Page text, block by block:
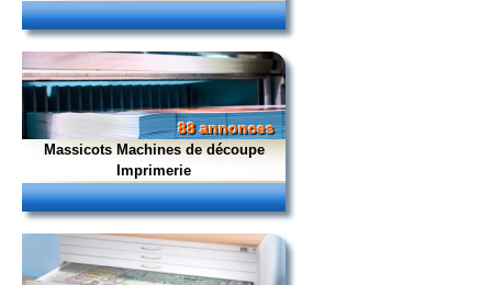
88 annonces
Massicots Machines de découpe
Imprimerie